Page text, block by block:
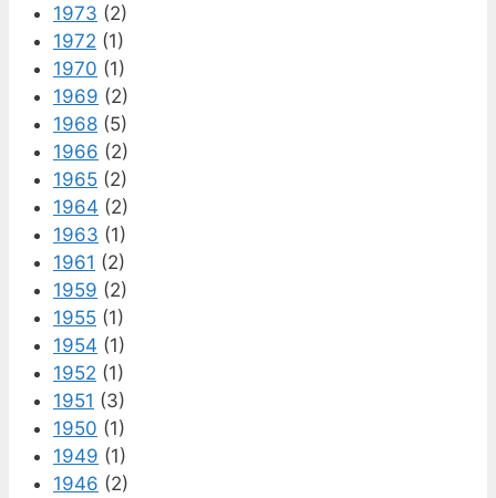
1973 (2)
1972 (1)
1970 (1)
1969 (2)
1968 (5)
1966 (2)
1965 (2)
1964 (2)
1963 (1)
1961 (2)
1959 (2)
1955 (1)
1954 (1)
1952 (1)
1951 (3)
1950 (1)
1949 (1)
1946 (2)